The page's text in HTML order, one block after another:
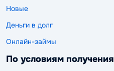
Новые
Деньги в долг
Онлайн-займы
По условиям получения